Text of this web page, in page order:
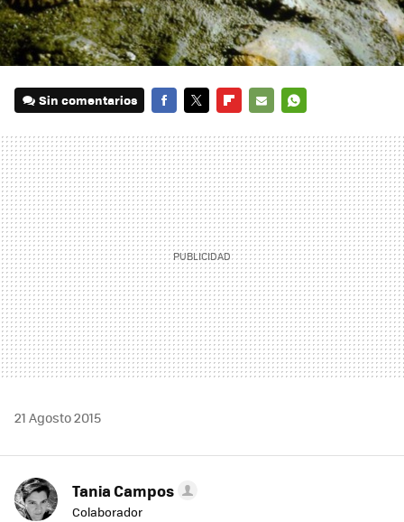
Sin comentarios
MAIL
21 Agosto 2015
Tania Campos
Colaborador